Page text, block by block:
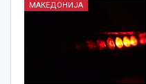
МАКЕДОНИЈА